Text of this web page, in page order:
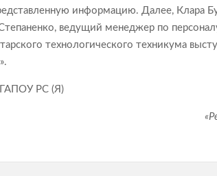
информацию. Далее, Клара
ведущий менеджер по
технологического техникума
ГАПОУ РС (Я)